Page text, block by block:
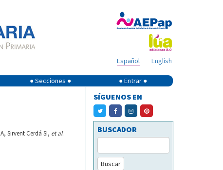
English
Español
● Secciones ● ● Entrar ●
Sirvent Cerdá SI, et al.
SÍGUENOS EN
BUSCADOR
Buscar